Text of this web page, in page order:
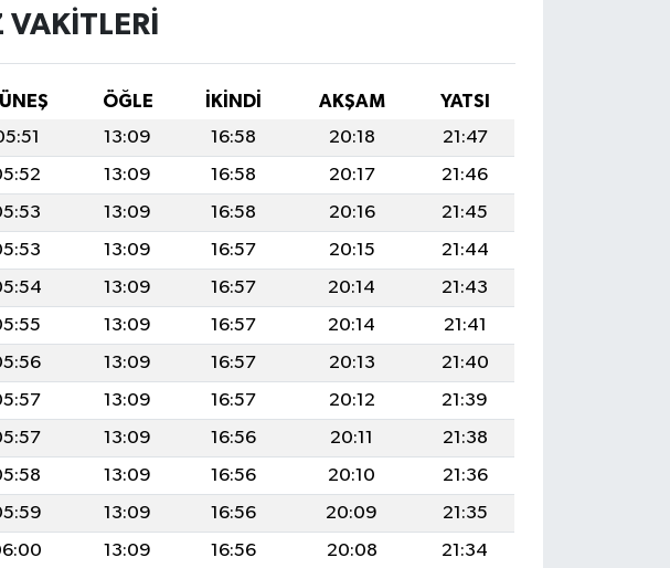
ÖĞLE İKINDI AKŞAM
YATSI
13:09 16:58 20:18
21:47
13:09 16:58 20:17
21:46
13:09 16:58 20:16
21:45
13:09 16:57 20:15
21:44
13:09 16:57 20:14
21:43
13:09 16:57 20:14
21:41
13:09 16:57 20:13
21:40
13:09 16:57 20:12
21:39
13:09 16:56 20:11
21:38
13:09 16:56 20:10
21:36
13:09 16:56 20:09
21:35
13:09 16:56 20:08
21:34